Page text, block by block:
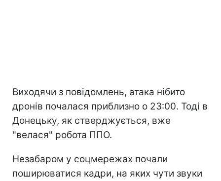
Виходячи з повідомлень, атака нібито
дронів почалася приблизно о 23:00. Тоді в
Донецьку, як стверджується, вже
"велася" робота ППО.
Незабаром у соцмережах почали
поширюватися кадри, на яких чути звуки